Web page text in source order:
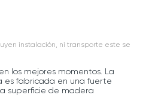
instalación, ni transporte este se
los mejores momentos. La
es fabricada en una fuerte
superficie de madera